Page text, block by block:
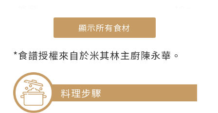
韓式辣椒粉
白胡椒粉
1g
【香菇蛤蠣烘蛋】
顯示所有食材
顯示部份食材
*食譜授權來自於米其林主廚陳永華。
料理步驟